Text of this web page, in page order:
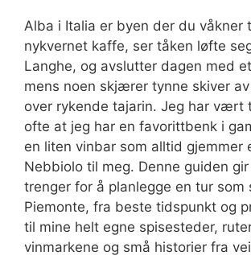
Alba i Italia er byen der du våkner
nykvernet kaffe, ser tåken løfte
Langhe, og avslutter dagen med
mens noen skjærer tynne skiver
over rykende tajarin. Jeg har vært
ofte at jeg har en favorittbenk i
en liten vinbar som alltid gjemmer
Nebbiolo til meg. Denne guiden
trenger for å planlegge en tur som
Piemonte, fra beste tidspunkt og
til mine helt egne spisesteder,
vinmarkene og små historier fra